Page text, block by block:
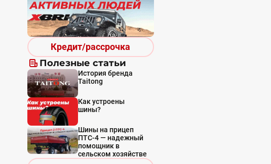
Кредит/рассрочка
Полезные статьи
История бренда
Taitong
Как устроены
шины?
Шины на прицеп
ПТС-4 — надежный
помощник в
сельском хозяйстве